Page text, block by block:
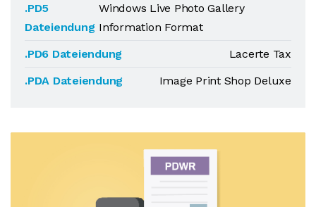
.PD5
Dateiendung
Windows Live Photo Gallery
Information Format
.PD6 Dateiendung
Lacerte Tax
.PDA Dateiendung
Image Print Shop Deluxe